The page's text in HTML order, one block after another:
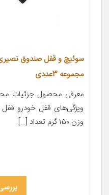
مجموعه 3عددی
معرفی محصول جزئیات
وزن ۱۵۰ گرم تعداد […]